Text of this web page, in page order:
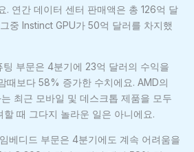
. 연간 데이터 센터 판매액은 총 126억 달
중 Instinct GPU가 50억 달러를 차지했
부문은 4분기에 23억 달러의 수익을
때보다 58% 증가한 수치에요. AMD의
최근 모바일 및 데스크톱 제품을 모두
때 그다지 놀라운 일은 아니에요.
베디드 부문은 4분기에도 계속 어려움을